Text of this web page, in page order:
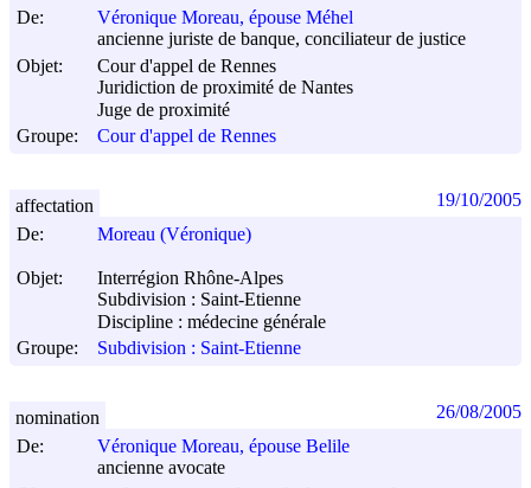
De:
Véronique Moreau, épouse Méhel
ancienne juriste de banque, conciliateur de justice
Objet:
Cour d'appel de Rennes
Juridiction de proximité de Nantes
Juge de proximité
Groupe:
Cour d'appel de Rennes
De: Moreau (Véronique)
Objet:
Interrégion Rhône-Alpes
Subdivision : Saint-Etienne
Discipline : médecine générale
Groupe:
Subdivision : Saint-Etienne
affectation 19/10/2005
De:
Véronique Moreau, épouse Belile
ancienne avocate
nomination 26/08/2005